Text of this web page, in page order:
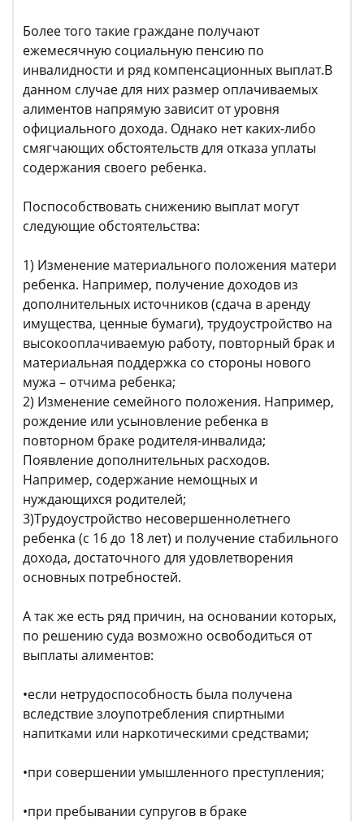
Более того такие граждане получают
ежемесячную социальную пенсию по
инвалидности и ряд компенсационных выплат.В
данном случае для них размер оплачиваемых
алиментов напрямую зависит от уровня
официального дохода. Однако нет каких-либо
смягчающих обстоятельств для отказа уплаты
содержания своего ребенка.
Поспособствовать снижению выплат могут
следующие обстоятельства:
1) Изменение материального положения матери
ребенка. Например, получение доходов из
дополнительных источников (сдача в аренду
имущества, ценные бумаги), трудоустройство на
высокооплачиваемую работу, повторный брак и
материальная поддержка со стороны нового
мужа – отчима ребенка;
2) Изменение семейного положения. Например,
рождение или усыновление ребенка в
повторном браке родителя-инвалида;
Появление дополнительных расходов.
Например, содержание немощных и
нуждающихся родителей;
3)Трудоустройство несовершеннолетнего
ребенка (с 16 до 18 лет) и получение стабильного
дохода, достаточного для удовлетворения
основных потребностей.
А так же есть ряд причин, на основании которых,
по решению суда возможно освободиться от
выплаты алиментов:
•если нетрудоспособность была получена
вследствие злоупотребления спиртными
напитками или наркотическими средствами;
•при совершении умышленного преступления;
•при пребывании супругов в браке